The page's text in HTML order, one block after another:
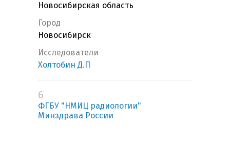
Новосибирская область
Город
Новосибирск
Исследователи
Холтобин Д.П
6
ФГБУ "НМИЦ радиологии"
Минздрава России